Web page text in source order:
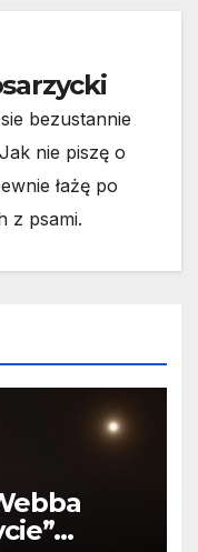
bezustannie
nie piszę o
łażę po
z psami.